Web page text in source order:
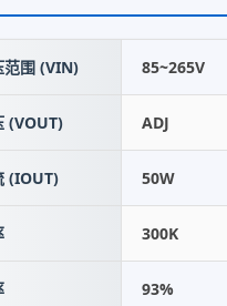
范围 (VIN) 85~265V
(VOUT) ADJ
(IOUT) 50W
300K
93%